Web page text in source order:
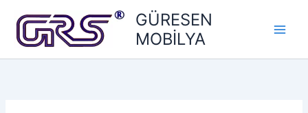
GÜRESEN
MOBİLYA